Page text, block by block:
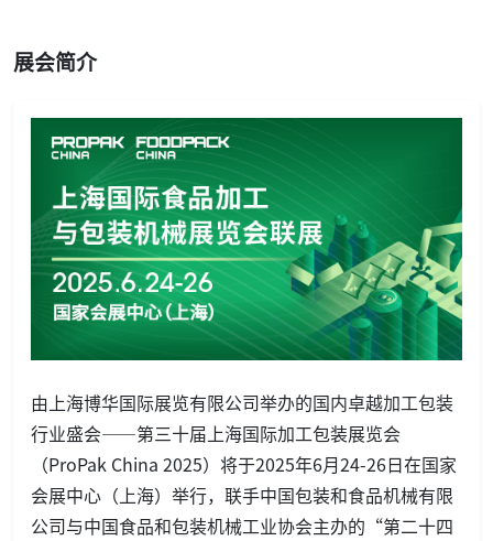
展会简介
由上海博华国际展览有限公司举办的国内卓越加工包装
行业盛会——第三十届上海国际加工包装展览会
（ProPak China 2025）将于2025年6月24-26日在国家
会展中心（上海）举行，联手中国包装和食品机械有限
公司与中国食品和包装机械工业协会主办的“第二十四